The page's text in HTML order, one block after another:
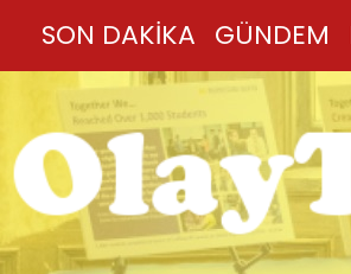
SON DAKİKA GÜNDEM